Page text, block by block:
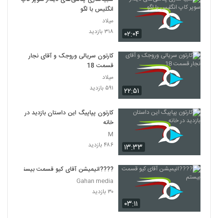
۰۲:۰۴
انگلیس با لگو
میلاد
۳۱۸ بازدید
۲۲:۵۱
کارتون سریالی وروجک و آقای نجار
قسمت 18
میلاد
۵۹۱ بازدید
۱۳:۳۳
کارتون پپاپیگ این داستان بازدید در
خانه
M
۴۸۶ بازدید
۰۳:۱۱
????️انیمیشن آقای کیو قسمت بیستم
Gahan media
۳۰ بازدید